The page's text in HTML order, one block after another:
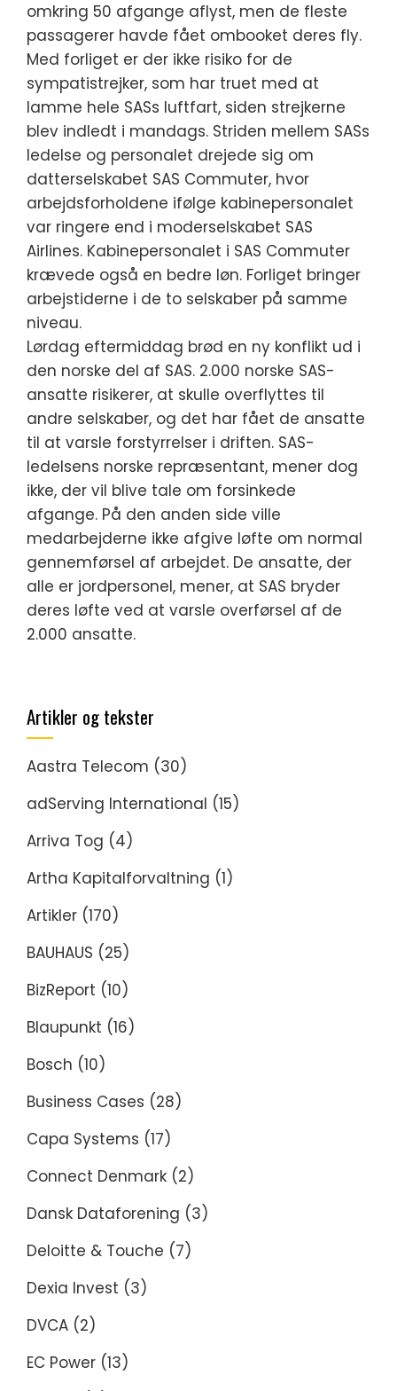
omkring 50 afgange aflyst, men de fleste
passagerer havde fået ombooket deres fly.
Med forliget er der ikke risiko for de
sympatistrejker, som har truet med at
lamme hele SASs luftfart, siden strejkerne
blev indledt i mandags. Striden mellem SASs
ledelse og personalet drejede sig om
datterselskabet SAS Commuter, hvor
arbejdsforholdene ifølge kabinepersonalet
var ringere end i moderselskabet SAS
Airlines. Kabinepersonalet i SAS Commuter
krævede også en bedre løn. Forliget bringer
arbejstiderne i de to selskaber på samme
niveau.
Lørdag eftermiddag brød en ny konflikt ud i
den norske del af SAS. 2.000 norske SAS-
ansatte risikerer, at skulle overflyttes til
andre selskaber, og det har fået de ansatte
til at varsle forstyrrelser i driften. SAS-
ledelsens norske repræsentant, mener dog
ikke, der vil blive tale om forsinkede
afgange. På den anden side ville
medarbejderne ikke afgive løfte om normal
gennemførsel af arbejdet. De ansatte, der
alle er jordpersonel, mener, at SAS bryder
deres løfte ved at varsle overførsel af de
2.000 ansatte.
Artikler og tekster
Aastra Telecom (30)
adServing International (15)
Arriva Tog (4)
Artha Kapitalforvaltning (1)
Artikler (170)
BAUHAUS (25)
BizReport (10)
Blaupunkt (16)
Bosch (10)
Business Cases (28)
Capa Systems (17)
Connect Denmark (2)
Dansk Dataforening (3)
Deloitte & Touche (7)
Dexia Invest (3)
DVCA (2)
EC Power (13)